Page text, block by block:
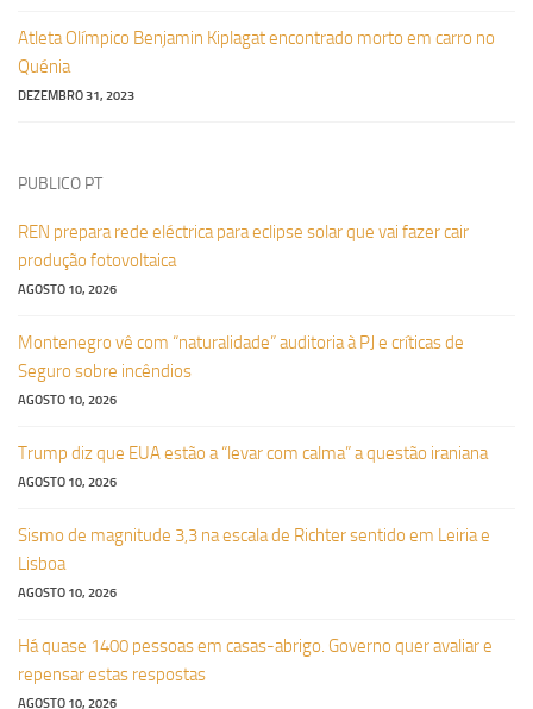
Atleta Olímpico Benjamin Kiplagat encontrado morto em carro no
Quénia
DEZEMBRO 31, 2023
PUBLICO PT
REN prepara rede eléctrica para eclipse solar que vai fazer cair
produção fotovoltaica
AGOSTO 10, 2026
Montenegro vê com “naturalidade” auditoria à PJ e críticas de
Seguro sobre incêndios
AGOSTO 10, 2026
Trump diz que EUA estão a “levar com calma” a questão iraniana
AGOSTO 10, 2026
Sismo de magnitude 3,3 na escala de Richter sentido em Leiria e
Lisboa
AGOSTO 10, 2026
Há quase 1400 pessoas em casas-abrigo. Governo quer avaliar e
repensar estas respostas
AGOSTO 10, 2026